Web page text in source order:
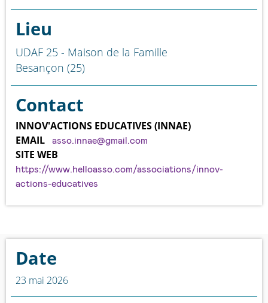
Lieu
UDAF 25 - Maison de la Famille
Besançon (25)
Contact
INNOV'ACTIONS EDUCATIVES (INNAE)
EMAIL
asso.innae@gmail.com
SITE WEB
https://www.helloasso.com/associations/innov-
actions-educatives
Date
23 mai 2026